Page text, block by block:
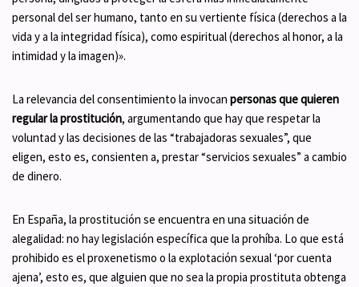
personal del ser humano, tanto en su vertiente física (derechos a la
vida y a la integridad física), como espiritual (derechos al honor, a la
intimidad y la imagen)».
La relevancia del consentimiento la invocan personas que quieren
regular la prostitución, argumentando que hay que respetar la
voluntad y las decisiones de las “trabajadoras sexuales”, que
eligen, esto es, consienten a, prestar “servicios sexuales” a cambio
de dinero.
En España, la prostitución se encuentra en una situación de
alegalidad: no hay legislación específica que la prohíba. Lo que está
prohibido es el proxenetismo o la explotación sexual ‘por cuenta
ajena’, esto es, que alguien que no sea la propia prostituta obtenga